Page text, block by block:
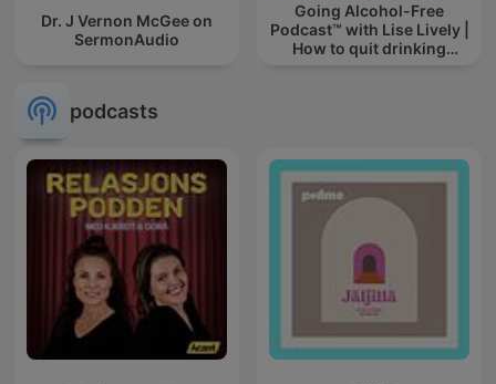
Dr. J Vernon McGee on
SermonAudio
Going Alcohol-Free
Podcast™ with Lise Lively |
How to quit drinking
podcasts